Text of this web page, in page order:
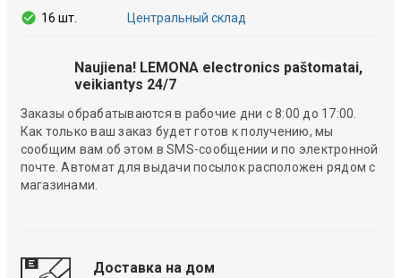
16 шт.
Центральный склад
Naujiena! LEMONA electronics paštomatai,
veikiantys 24/7
Заказы обрабатываются в рабочие дни с 8:00 до 17:00.
Как только ваш заказ будет готов к получению, мы
сообщим вам об этом в SMS-сообщении и по электронной
почте. Автомат для выдачи посылок расположен рядом с
магазинами.
Доставка на дом